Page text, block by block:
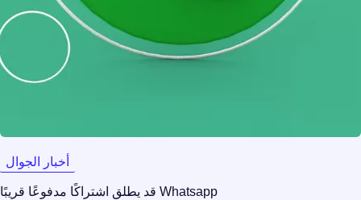
أخبار الجوال
Whatsapp قد يطلق اشتراكًا مدفوعًا قريبًا